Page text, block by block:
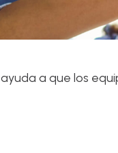
a que los